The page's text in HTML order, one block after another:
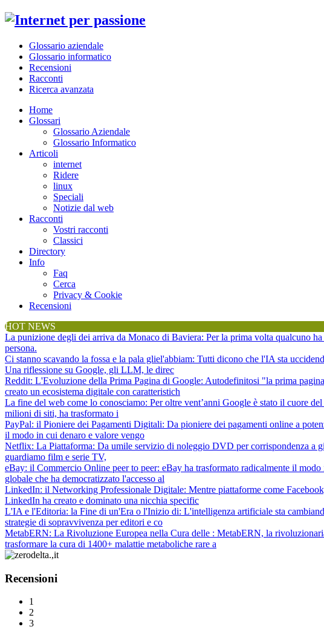
Glossario aziendale
Glossario informatico
Recensioni
Racconti
Ricerca avanzata
Home
Glossari
Glossario Aziendale
Glossario Informatico
Articoli
internet
Ridere
linux
Speciali
Notizie dal web
Racconti
Vostri racconti
Classici
Directory
Info
Faq
Cerca
Privacy & Cookie
Recensioni
HOT NEWS
La punizione degli dei arriva da Monaco di Baviera: Per la prima volta qualcuno
persona.
Ci stanno scavando la fossa e la pala gliel'abbiam: Tutti dicono che l'IA sta
Una riflessione su Google, gli LLM, le direc
Reddit: L'Evoluzione della Prima Pagina di Google: Autodefinitosi "la prima
creato un ecosistema digitale con caratteristich
La fine del web come lo conosciamo: Per oltre vent’anni Google è stato il cuore
milioni di siti, ha trasformato i
PayPal: il Pioniere dei Pagamenti Digitali: Da pioniere dei pagamenti online a
il modo in cui denaro e valore vengo
Netflix: La Piattaforma: Da umile servizio di noleggio DVD per corrispondenza a
guardiamo film e serie TV,
eBay: il Commercio Online peer to peer: eBay ha trasformato radicalmente il
globale che ha democratizzato l'accesso al
LinkedIn: il Networking Professionale Digitale: Mentre piattaforme come
LinkedIn ha creato e dominato una nicchia specific
L'IA e l'Editoria: la Fine di un'Era o l'Inizio di: L'intelligenza artificiale sta
strategie di sopravvivenza per editori e co
MetabERN: La Rivoluzione Europea nella Cura delle : MetabERN, la
trasformare la cura di 1400+ malattie metaboliche rare a
Recensioni
1
2
3